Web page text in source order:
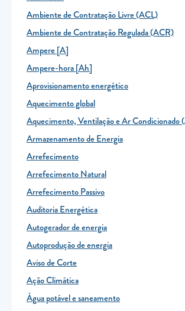
FATURAS
PRÉMIOS
EFICIÊNCIA ENERGÉTICA
FRAUDE E SEGURANÇA
Preços de referência
Documentos úteis
Política de privacidade
Livro de reclamações
Clientes com necessidades especiais
Clientes prioritários
Resolução alternativa de litígios
Ambiente de Contratação Livre (ACL)
Ambiente de Contratação Regulada (ACR)
Ampere [A]
Ampere-hora [Ah]
Aprovisionamento energético
Aquecimento global
Aquecimento, Ventilação e Ar Condicionado
Armazenamento de Energia
Arrefecimento
Arrefecimento Natural
Arrefecimento Passivo
Auditoria Energética
Autogerador de energia
Autoprodução de energia
Aviso de Corte
Ação Climática
Água potável e saneamento